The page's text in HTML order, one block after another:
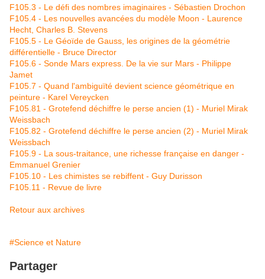
F105.3 - Le défi des nombres imaginaires - Sébastien Drochon
F105.4 - Les nouvelles avancées du modèle Moon - Laurence
Hecht, Charles B. Stevens
F105.5 - Le Géoïde de Gauss, les origines de la géométrie
différentielle - Bruce Director
F105.6 - Sonde Mars express. De la vie sur Mars - Philippe
Jamet
F105.7 - Quand l'ambiguïté devient science géométrique en
peinture - Karel Vereycken
F105.81 - Grotefend déchiffre le perse ancien (1) - Muriel Mirak
Weissbach
F105.82 - Grotefend déchiffre le perse ancien (2) - Muriel Mirak
Weissbach
F105.9 - La sous-traitance, une richesse française en danger -
Emmanuel Grenier
F105.10 - Les chimistes se rebiffent - Guy Durisson
F105.11 - Revue de livre
Retour aux archives
#Science et Nature
Partager